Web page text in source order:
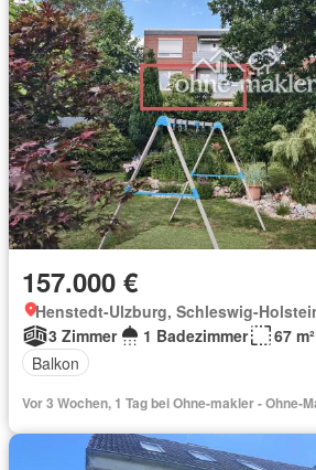
157.000 €
Henstedt-Ulzburg, Schleswig-
3 Zimmer
1 Badezimmer
67 m²
Balkon
Vor 3 Wochen, 1 Tag bei Ohne-makler - Ohne-